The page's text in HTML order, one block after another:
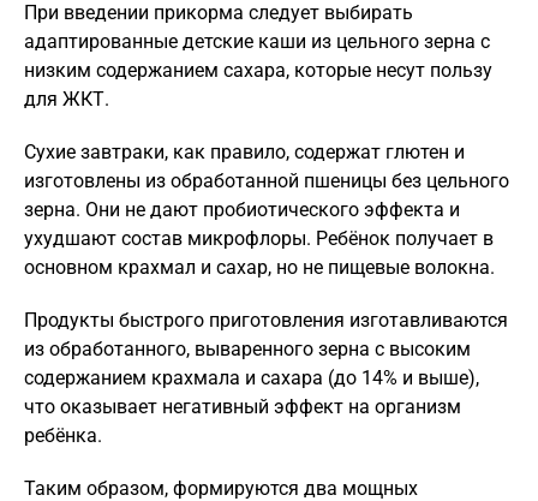
При введении прикорма следует выбирать
адаптированные детские каши из цельного зерна с
низким содержанием сахара, которые несут пользу
для ЖКТ.
Сухие завтраки, как правило, содержат глютен и
изготовлены из обработанной пшеницы без цельного
зерна. Они не дают пробиотического эффекта и
ухудшают состав микрофлоры. Ребёнок получает в
основном крахмал и сахар, но не пищевые волокна.
Продукты быстрого приготовления изготавливаются
из обработанного, вываренного зерна с высоким
содержанием крахмала и сахара (до 14% и выше),
что оказывает негативный эффект на организм
ребёнка.
Таким образом, формируются два мощных